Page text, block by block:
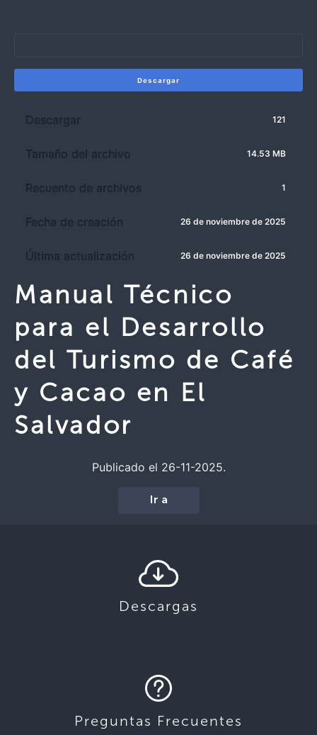
Descargar
Descargar 121
Tamaño del archivo 14.53 MB
Recuento de archivos 1
Fecha de creación 26 de noviembre de 2025
Última actualización 26 de noviembre de 2025
Manual Técnico
para el Desarrollo
del Turismo de Café
y Cacao en El
Salvador
Publicado el 26-11-2025.
Ir a
Descargas
Preguntas Frecuentes